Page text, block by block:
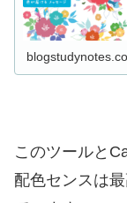
このツールと
配色センスは